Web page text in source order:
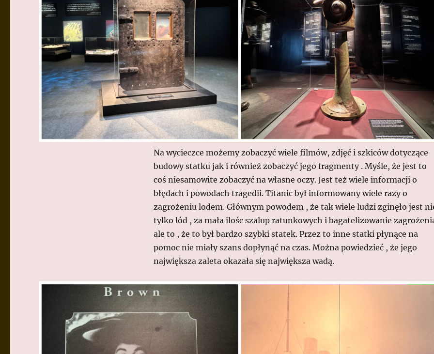
Na wycieczce możemy zobaczyć wiele filmów, zdjęć i szkiców dotyczące
budowy statku jak i również zobaczyć jego fragmenty . Myśle, że jest to
coś niesamowite zobaczyć na własne oczy. Jest też wiele informacji o
błędach i powodach tragedii. Titanic był informowany wiele razy o
zagrożeniu lodem. Głównym powodem , że tak wiele ludzi zginęło jest
tylko lód , za mała ilośc szalup ratunkowych i bagatelizowanie
ale to , że to był bardzo szybki statek. Przez to inne statki płynące na
pomoc nie miały szans dopłynąć na czas. Można powiedzieć , że jego
największa zaleta okazała się największa wadą.